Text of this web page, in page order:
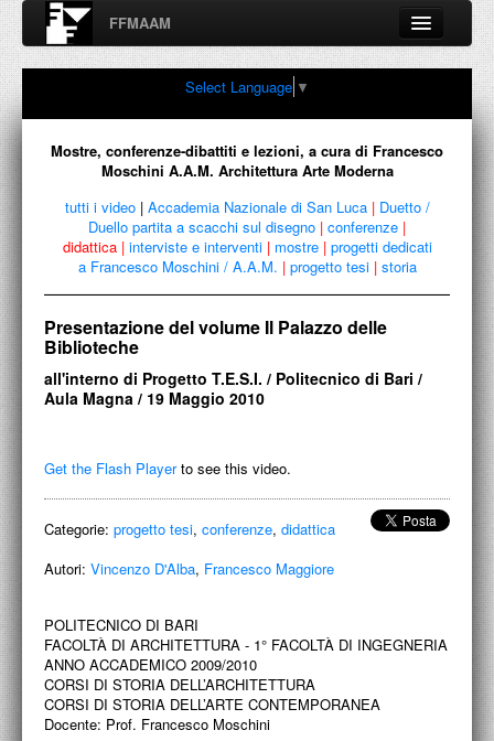
FFMAAM
Fondo Francesco Moschini
A.A.M. Architettura Arte Moderna
Percorsi, nodi, sconfinamenti e contaminazioni tra Arte,
FFMAAM
PUBBLICAZIONI
CONFERENZE
COLLEZIONE
BIBLIOTECA FRANCESCO MOSCHINI
A.A.M. ARCHITETTURA ARTE MODERNA
RECENSIONI GENERALI
Select Language ▼
Mostre, conferenze-dibattiti e lezioni, a cura di Francesco
Moschini A.A.M. Architettura Arte Moderna
tutti i video | Accademia Nazionale di San Luca | Duetto /
Duello partita a scacchi sul disegno | conferenze |
didattica | interviste e interventi | mostre | progetti dedicati
a Francesco Moschini / A.A.M. | progetto tesi | storia
Presentazione del volume Il Palazzo delle
Biblioteche
all'interno di Progetto T.E.S.I. / Politecnico di Bari /
Aula Magna / 19 Maggio 2010
Get the Flash Playerto see this video.
Categorie: progetto tesi, conferenze, didattica
Autori: Vincenzo D'Alba, Francesco Maggiore
POLITECNICO DI BARI
FACOLTÀ DI ARCHITETTURA - 1° FACOLTÀ DI INGEGNERIA
ANNO ACCADEMICO 2009/2010
CORSI DI STORIA DELL’ARCHITETTURA
CORSI DI STORIA DELL’ARTE CONTEMPORANEA
Docente: Prof. Francesco Moschini